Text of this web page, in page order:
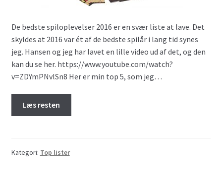
De bedste spiloplevelser 2016 er en svær liste at lave. Det
skyldes at 2016 var ét af de bedste spilår i lang tid synes
jeg. Hansen og jeg har lavet en lille video ud af det, og den
kan du se her. https://www.youtube.com/watch?
v=ZDYmPNvlSn8 Her er min top 5, som jeg…
Læs resten
Kategori: Top lister